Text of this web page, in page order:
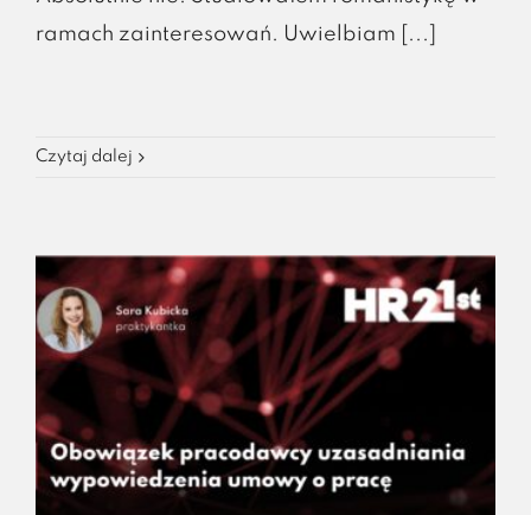
ramach zainteresowań. Uwielbiam [...]
Czytaj dalej